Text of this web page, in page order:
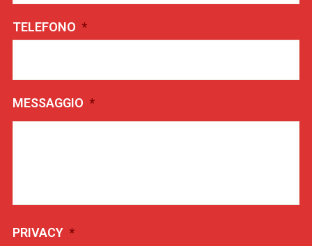
TELEFONO *
MESSAGGIO *
PRIVACY *